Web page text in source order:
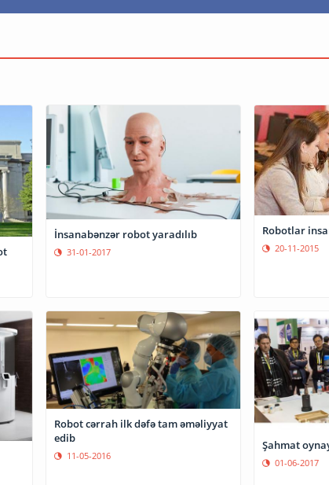
İnsanabənzər robot yaradılıb
31-01-2017
Robotlar
20-11-2015
Robot cərrah ilk dəfə tam əməliyyat
edib
11-05-2016
Şahmat
01-06-2017